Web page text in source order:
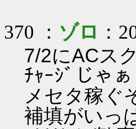
370 ： ゾロ ：
7/2にACス
ﾁｬｰｼﾞじゃ
メセタ稼ぐ
補填がいっ